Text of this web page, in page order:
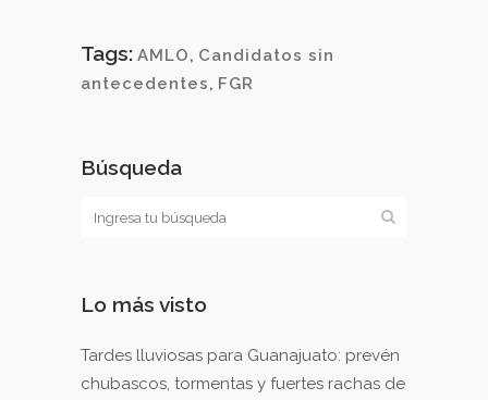
Tags: AMLO, Candidatos sin
antecedentes, FGR
Búsqueda
Lo más visto
Tardes lluviosas para Guanajuato: prevén
chubascos, tormentas y fuertes rachas de